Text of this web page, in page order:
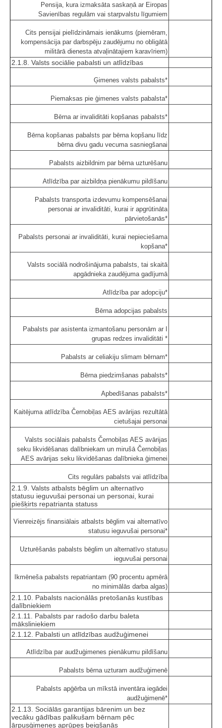
Pensija, kura izmaksāta saskaņā ar Eiropas
Savienības regulām vai starpvalstu līgumiem
Cits pensijai pielīdzināmais ienākums (piemēram,
kompensācija par darbspēju zaudējumu no obligātā
militārā dienesta atvaļinātajiem karavīriem)
2.1.8. Valsts sociālie pabalsti un atlīdzības
Ģimenes valsts pabalsts*
Piemaksas pie ģimenes valsts pabalsta*
Bērna ar invaliditāti kopšanas pabalsts*
Bērna kopšanas pabalsts par bērna kopšanu līdz
bērna divu gadu vecuma sasniegšanai
Pabalsts aizbildnim par bērna uzturēšanu
Atlīdzība par aizbildņa pienākumu pildīšanu
Pabalsts transporta izdevumu kompensēšanai
personai ar invaliditāti, kurai ir apgrūtināta
pārvietošanās*
Pabalsts personai ar invaliditāti, kurai nepieciešama
kopšana*
Valsts sociālā nodrošinājuma pabalsts, tai skaitā
apgādnieka zaudējuma gadījumā
Atlīdzība par adopciju*
Bērna adopcijas pabalsts
Pabalsts par asistenta izmantošanu personām ar I
grupas redzes invaliditāti *
Pabalsts ar celiakiju slimam bērnam*
Bērna piedzimšanas pabalsts*
Apbedīšanas pabalsts*
Kaitējuma atlīdzība Černobiļas AES avārijas rezultātā
cietušajai personai
Valsts sociālais pabalsts Černobiļas AES avārijas
seku likvidēšanas dalībniekam un mirušā Černobiļas
AES avārijas seku likvidēšanas dalībnieka ģimenei
Cits regulārs pabalsts vai atlīdzība
2.1.9. Valsts atbalsts bēglim un alternatīvo
statusu ieguvušai personai un personai, kurai
piešķirts repatrianta statuss
Vienreizējs finansiālais atbalsts bēglim vai alternatīvo
statusu ieguvušai personai*
Uzturēšanās pabalsts bēglim un alternatīvo statusu
ieguvušai personai
Ikmēneša pabalsts repatriantam (90 procentu apmērā
no minimālās darba algas)
2.1.10. Pabalsts nacionālās pretošanās kustības
dalībniekiem
2.1.11. Pabalsts par radošo darbu baleta
māksliniekiem
2.1.12. Pabalsti un atlīdzības audžuģimenei
Atlīdzība par audžuģimenes pienākumu pildīšanu
Pabalsts bērna uzturam audžuģimenē
Pabalsts apģērba un mīkstā inventāra iegādei
audžuģimenē*
2.1.13. Sociālās garantijas bārenim un bez
vecāku gādības palikušam bērnam pēc
ārpusģimenes aprūpes beigšanās